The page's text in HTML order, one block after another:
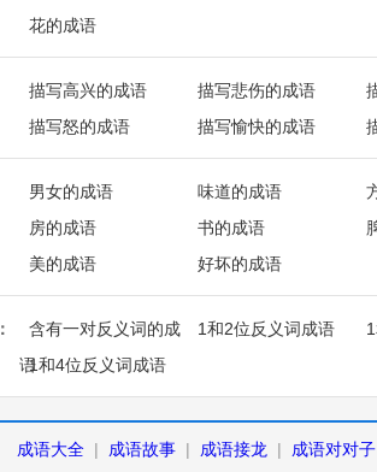
花的成语
描写高兴的成语 描写悲伤的成语
描写怒的成语 描写愉快的成语
男女的成语 味道的成语
房的成语 书的成语
美的成语 好坏的成语
：
含有一对反义词的成
语
1和2位反义词成语
1和4位反义词成语
成语大全 | 成语故事 | 成语接龙 |
成语对对子